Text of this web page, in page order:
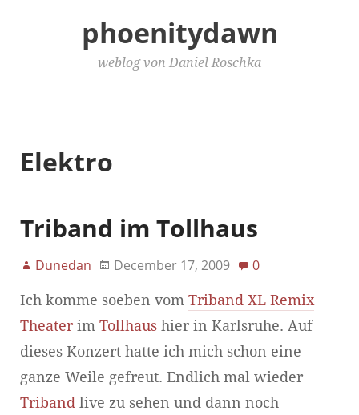
phoenitydawn
weblog von Daniel Roschka
Elektro
Triband im Tollhaus
Dunedan December 17, 2009 0
Ich komme soeben vom Triband XL Remix
Theaterim Tollhaus hier in Karlsruhe. Auf
dieses Konzert hatte ich mich schon eine
ganze Weile gefreut. Endlich mal wieder
Triband live zu sehen und dann noch